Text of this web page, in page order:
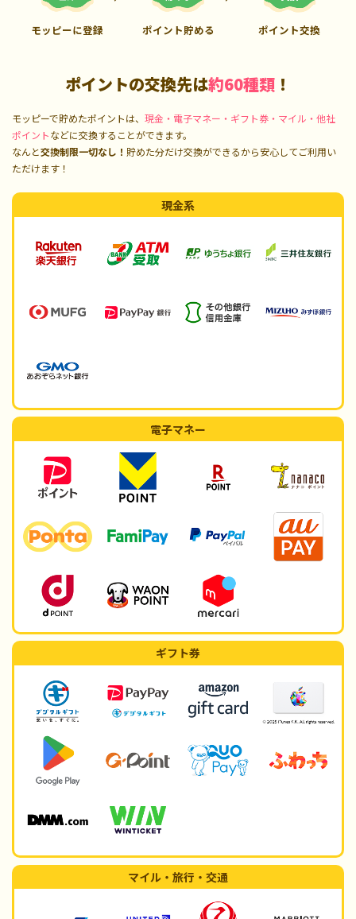
モッピーに登録 ポイント貯める ポイント交換
ポイントの交換先は約60種類 ！
モッピーで貯めたポイントは、 現金・電子マネー・ギフト券・マイル・他社
ポイントなどに交換することができます。
なんと交換制限一切なし！ 貯めた分だけ交換ができるから安心してご利用い
ただけます！
現金系
電子マネー
ギフト券
マイル・旅行・交通